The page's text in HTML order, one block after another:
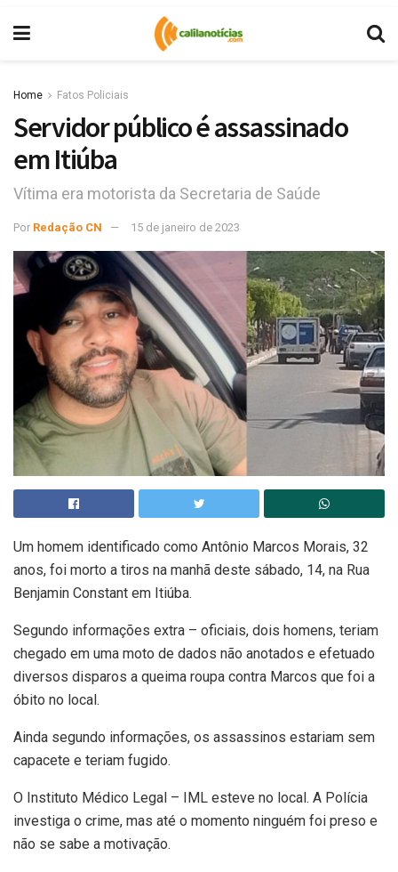
Home Fatos Policiais
Servidor público é assassinado
em Itiúba
Vítima era motorista da Secretaria de Saúde
Por Redação CN 15 de janeiro de 2023
Um homem identificado como Antônio Marcos Morais, 32
anos, foi morto a tiros na manhã deste sábado, 14, na Rua
Benjamin Constant em Itiúba.
Segundo informações extra – oficiais, dois homens, teriam
chegado em uma moto de dados não anotados e efetuado
diversos disparos a queima roupa contra Marcos que foi a
óbito no local.
Ainda segundo informações, os assassinos estariam sem
capacete e teriam fugido.
O Instituto Médico Legal – IML esteve no local. A Polícia
investiga o crime, mas até o momento ninguém foi preso e
não se sabe a motivação.